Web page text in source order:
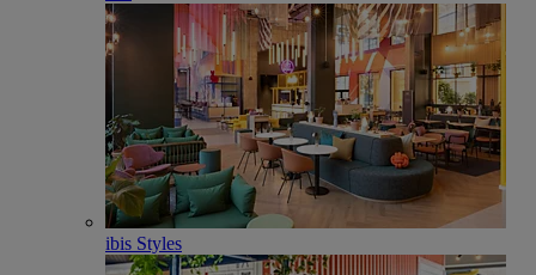
ibis Styles